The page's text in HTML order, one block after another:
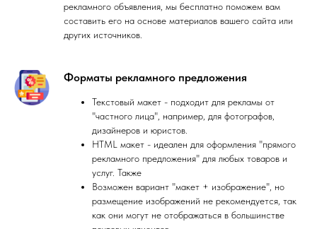
рекламного объявления, мы бесплатно поможем вам
составить его на основе материалов вашего сайта или
других источников.
Форматы рекламного предложения
Текстовый макет - подходит для рекламы от
"частного лица", например, для фотографов,
дизайнеров и юристов.
HTML макет - идеален для оформления "прямого
рекламного предложения" для любых товаров и
услуг. Также
Возможен вариант "макет + изображение", но
размещение изображений не рекомендуется, так
как они могут не отображаться в большинстве